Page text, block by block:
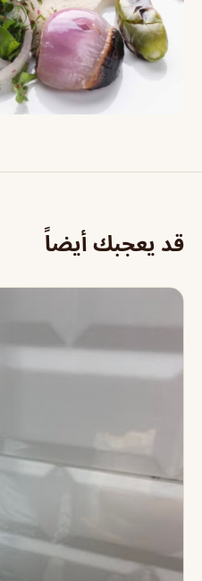
قد يعجبك أيضاً